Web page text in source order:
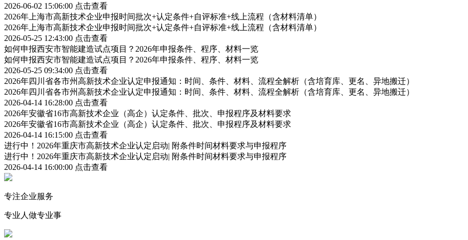
2026-06-02 15:06:00 点击查看
2026年上海市高新技术企业申报时间批次+认定条件+自评标准+线上流程（含材料清单）
2026年上海市高新技术企业申报时间批次+认定条件+自评标准+线上流程（含材料清单）
2026-05-25 12:43:00 点击查看
如何申报西安市智能建造试点项目？2026年申报条件、程序、材料一览
如何申报西安市智能建造试点项目？2026年申报条件、程序、材料一览
2026-05-25 09:34:00 点击查看
2026年四川省各市州高新技术企业认定申报通知：时间、条件、材料、流程全解析（含培育库、更名、异地搬迁）
2026年四川省各市州高新技术企业认定申报通知：时间、条件、材料、流程全解析（含培育库、更名、异地搬迁）
2026-04-14 16:28:00 点击查看
2026年安徽省16市高新技术企业（高企）认定条件、批次、申报程序及材料要求
2026年安徽省16市高新技术企业（高企）认定条件、批次、申报程序及材料要求
2026-04-14 16:15:00 点击查看
进行中！2026年重庆市高新技术企业认定启动| 附条件时间材料要求与申报程序
进行中！2026年重庆市高新技术企业认定启动| 附条件时间材料要求与申报程序
2026-04-14 16:00:00 点击查看
专注企业服务
专业人做专业事